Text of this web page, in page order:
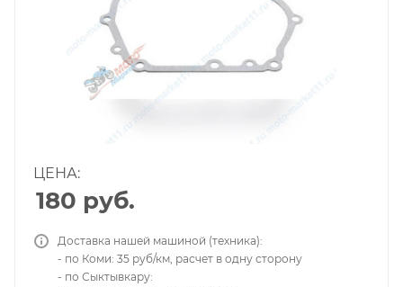
ЦЕНА:
180 руб.
Доставка нашей машиной (техника):
- по Коми: 35 руб/км, расчет в одну сторону
- по Сыктывкару: